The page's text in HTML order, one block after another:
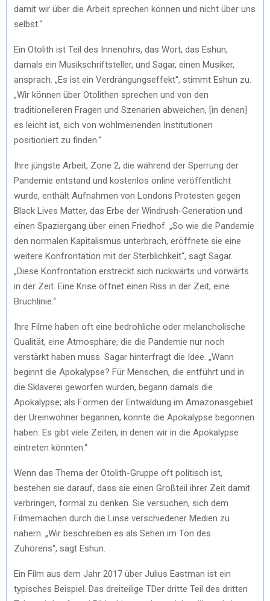
damit wir über die Arbeit sprechen können und nicht über uns
selbst.“
Ein Otolith ist Teil des Innenohrs, das Wort, das Eshun,
damals ein Musikschriftsteller, und Sagar, einen Musiker,
ansprach. „Es ist ein Verdrängungseffekt“, stimmt Eshun zu.
„Wir können über Otolithen sprechen und von den
traditionelleren Fragen und Szenarien abweichen, [in denen]
es leicht ist, sich von wohlmeinenden Institutionen
positioniert zu finden.“
Ihre jüngste Arbeit, Zone 2, die während der Sperrung der
Pandemie entstand und kostenlos online veröffentlicht
wurde, enthält Aufnahmen von Londons Protesten gegen
Black Lives Matter, das Erbe der Windrush-Generation und
einen Spaziergang über einen Friedhof. „So wie die Pandemie
den normalen Kapitalismus unterbrach, eröffnete sie eine
weitere Konfrontation mit der Sterblichkeit“, sagt Sagar.
„Diese Konfrontation erstreckt sich rückwärts und vorwärts
in der Zeit. Eine Krise öffnet einen Riss in der Zeit, eine
Bruchlinie.“
Ihre Filme haben oft eine bedrohliche oder melancholische
Qualität, eine Atmosphäre, die die Pandemie nur noch
verstärkt haben muss. Sagar hinterfragt die Idee. „Wann
beginnt die Apokalypse? Für Menschen, die entführt und in
die Sklaverei geworfen wurden, begann damals die
Apokalypse; als Formen der Entwaldung im Amazonasgebiet
der Ureinwohner begannen, könnte die Apokalypse begonnen
haben. Es gibt viele Zeiten, in denen wir in die Apokalypse
eintreten könnten.“
Wenn das Thema der Otolith-Gruppe oft politisch ist,
bestehen sie darauf, dass sie einen Großteil ihrer Zeit damit
verbringen, formal zu denken. Sie versuchen, sich dem
Filmemachen durch die Linse verschiedener Medien zu
nähern. „Wir beschreiben es als Sehen im Ton des
Zuhörens“, sagt Eshun.
Ein Film aus dem Jahr 2017 über Julius Eastman ist ein
typisches Beispiel. Das dreiteilige TDer dritte Teil des dritten